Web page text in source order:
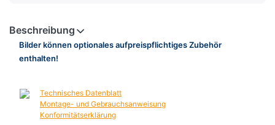
Beschreibung
Bilder können optionales aufpreispflichtiges Zubehör
enthalten!
Technisches Datenblatt
Montage- und Gebrauchsanweisung
Konformitätserklärung